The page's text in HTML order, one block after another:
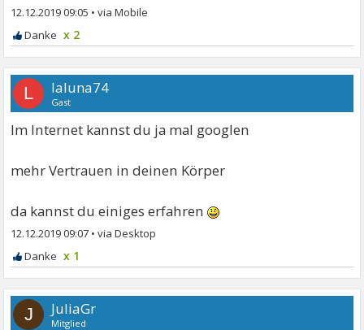
12.12.2019 09:05 •
x 2
L laluna74
Gast
Im Internet kannst du ja mal googlen
mehr Vertrauen in deinen Körper
da kannst du einiges erfahren
12.12.2019 09:07 •
x 1
J JuliaGr
Mitglied